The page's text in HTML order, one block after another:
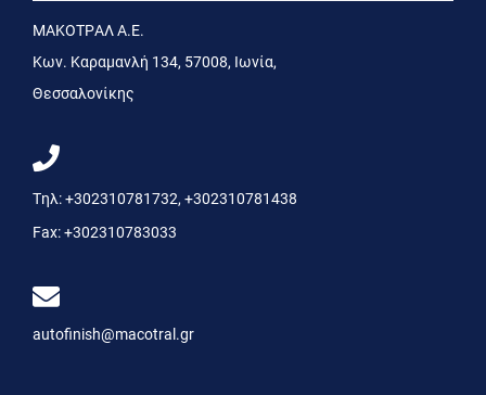
MΑΚΟΤΡΑΛ Α.Ε.
Kων. Kαραμανλή 134, 57008, Ιωνία,
Θεσσαλονίκης
Τηλ:+302310781732, +302310781438
Fax:+302310783033
autofinish@macotral.gr